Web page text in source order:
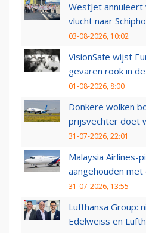
WestJet
vlucht naar
03-08-2026, 10:02
VisionSafe wijst
gevaren rook in
01-08-2026, 8:00
Donkere wolken
prijsvechter doet
31-07-2026, 22:01
Malaysia Airlines-
aangehouden
31-07-2026, 13:55
Lufthansa Group:
Edelweiss en